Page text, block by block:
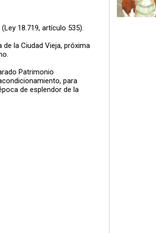
18.719, artículo 535).
la Ciudad Vieja, próxima
Patrimonio
para
de esplendor de la